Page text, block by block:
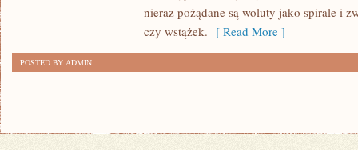
JEDNAKŻE
PRZEDE
nieraz pożądane są woluty jako spirale i
czy wstążek. [ Read More ]
POSTED BY ADMIN